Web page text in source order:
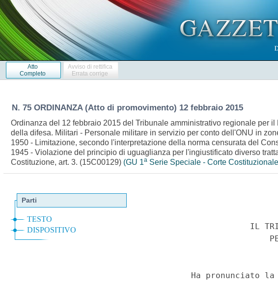
Atto
Completo
Avviso di rettifica
Errata corrige
N. 75 ORDINANZA (Atto di promovimento) 12 febbraio 2015
Ordinanza del 12 febbraio 2015 del Tribunale amministrativo regionale per
della difesa. Militari - Personale militare in servizio per conto dell'ONU in
1950 - Limitazione, secondo l'interpretazione della norma censurata del
1945 - Violazione del principio di uguaglianza per l'ingiustificato diverso
Costituzione, art. 3. (15C00129) (GU 1a Serie Speciale - Corte